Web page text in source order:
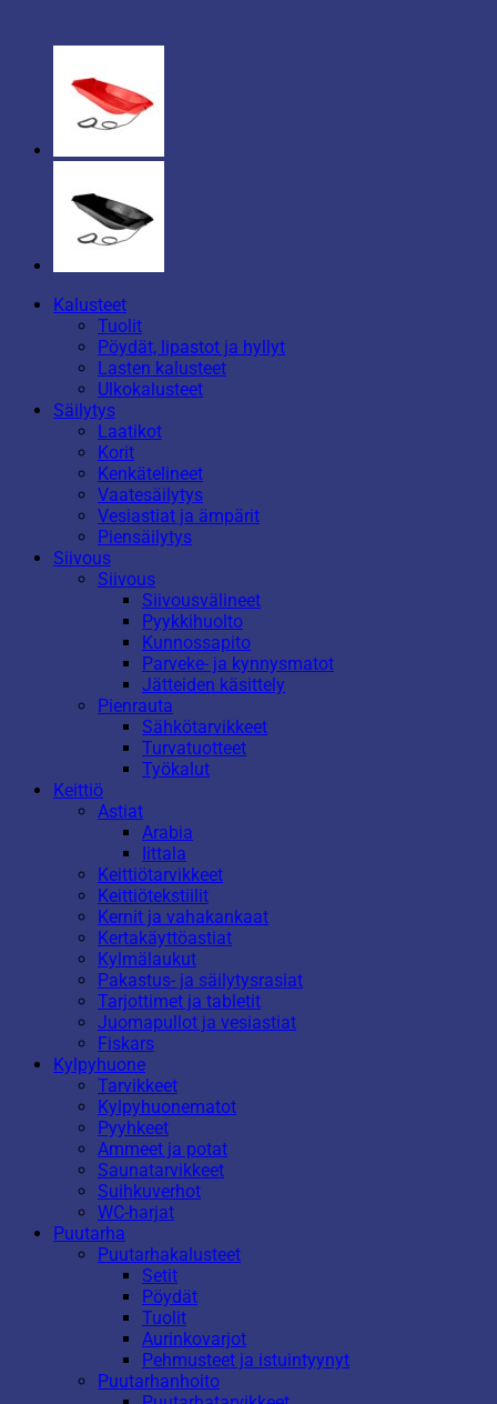
Kalusteet
Tuolit
Pöydät, lipastot ja hyllyt
Lasten kalusteet
Ulkokalusteet
Säilytys
Laatikot
Korit
Kenkätelineet
Vaatesäilytys
Vesiastiat ja ämpärit
Piensäilytys
Siivous
Siivous
Siivousvälineet
Pyykkihuolto
Kunnossapito
Parveke- ja kynnysmatot
Jätteiden käsittely
Pienrauta
Sähkötarvikkeet
Turvatuotteet
Työkalut
Keittiö
Astiat
Arabia
Iittala
Keittiötarvikkeet
Keittiötekstiilit
Kernit ja vahakankaat
Kertakäyttöastiat
Kylmälaukut
Pakastus- ja säilytysrasiat
Tarjottimet ja tabletit
Juomapullot ja vesiastiat
Fiskars
Kylpyhuone
Tarvikkeet
Kylpyhuonematot
Pyyhkeet
Ammeet ja potat
Saunatarvikkeet
Suihkuverhot
WC-harjat
Puutarha
Puutarhakalusteet
Setit
Pöydät
Tuolit
Aurinkovarjot
Pehmusteet ja istuintyynyt
Puutarhanhoito